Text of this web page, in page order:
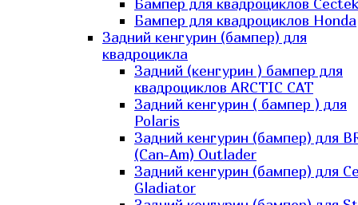
Бампер для квадроциклов Cectek
Бампер для квадроциклов Honda
Задний кенгурин (бампер) для
квадроцикла
Задний (кенгурин ) бампер для
квадроциклов ARCTIC CAT
Задний кенгурин ( бампер ) для
Polaris
Задний кенгурин (бампер) для
(Can-Am) Outlader
Задний кенгурин (бампер) для
Gladiator